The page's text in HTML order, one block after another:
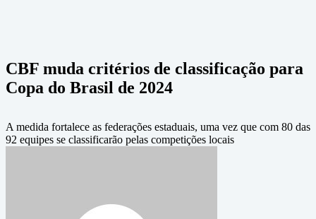
CBF muda critérios de classificação para
Copa do Brasil de 2024
A medida fortalece as federações estaduais, uma vez que com 80 das
92 equipes se classificarão pelas competições locais